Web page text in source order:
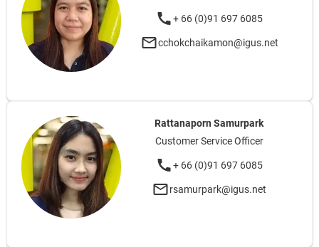
+ 66 (0)91 697 6085
cchokchaikamon@igus.net
Rattanaporn Samurpark
Customer Service Officer
+ 66 (0)91 697 6085
rsamurpark@igus.net